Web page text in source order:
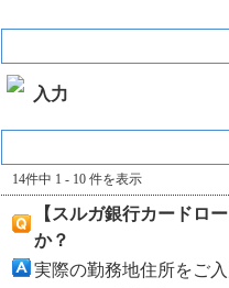
入力
14件中 1 - 10 件を表示
【スルガ銀行カードロ
か？
実際の勤務地住所をご